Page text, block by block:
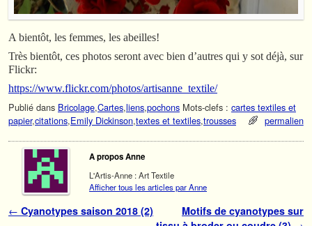
A bientôt, les femmes, les abeilles!
Très bientôt, ces photos seront avec bien d’autres qui y sot déjà, sur
Flickr:
https://www.flickr.com/photos/artisanne_textile/
Publié dans Bricolage,Cartes,liens,pochons Mots-clefs : cartes textiles et
papier,citations,Emily Dickinson,textes et textiles,trousses permalien
A propos Anne
L'Artis-Anne : Art Textile
Afficher tous les articles par Anne
Navigation des articles
← Cyanotypes saison 2018 (2)
Motifs de cyanotypes sur